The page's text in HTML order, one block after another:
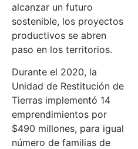
alcanzar un futuro
sostenible, los proyectos
productivos se abren
paso en los territorios.
Durante el 2020, la
Unidad de Restitución de
Tierras implementó 14
emprendimientos por
$490 millones, para igual
número de familias de